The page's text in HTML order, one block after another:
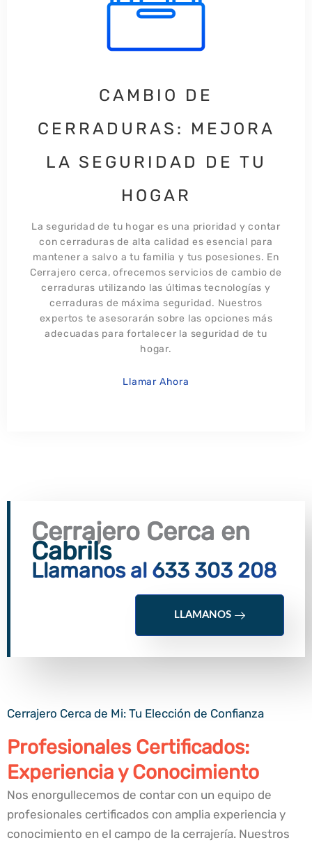
CAMBIO DE
CERRADURAS: MEJORA
LA SEGURIDAD DE TU
HOGAR​
La seguridad de tu hogar es una prioridad y contar
con cerraduras de alta calidad es esencial para
mantener a salvo a tu familia y tus posesiones. En
Cerrajero cerca, ofrecemos servicios de cambio de
cerraduras utilizando las últimas tecnologías y
cerraduras de máxima seguridad. Nuestros
expertos te asesorarán sobre las opciones más
adecuadas para fortalecer la seguridad de tu
hogar.
Llamar Ahora
Cerrajero Cerca en
Cabrils
Llamanos al 633 303 208
LLAMANOS
Cerrajero Cerca de Mi: Tu Elección de Confianza
Profesionales Certificados:
Experiencia y Conocimiento
Nos enorgullecemos de contar con un equipo de
profesionales certificados con amplia experiencia y
conocimiento en el campo de la cerrajería. Nuestros